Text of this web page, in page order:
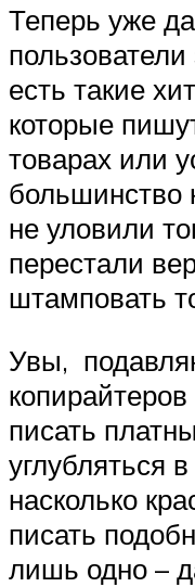
Теперь уже
есть такие
которые
товарах или
большинство
не уловили
перестали
штамповать
Увы,
писать
углубляться
насколько
писать
лишь одно –